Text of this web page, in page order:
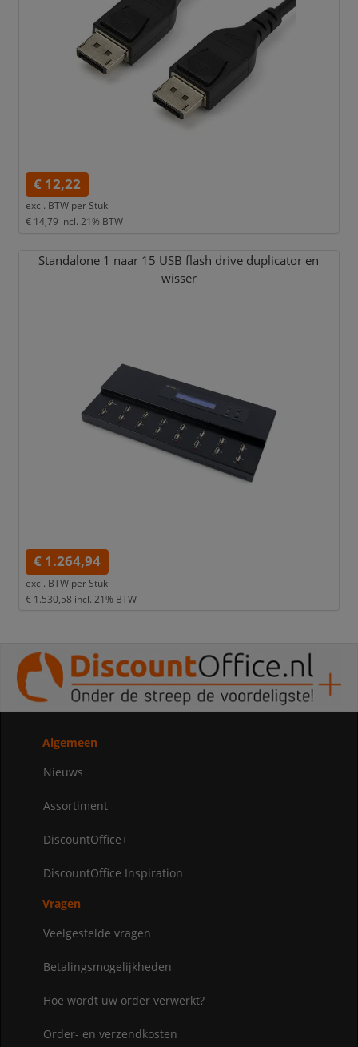
€ 12,22
excl. BTW per Stuk
€ 14,79 incl. 21% BTW
Standalone 1 naar 15 USB flash drive duplicator en
wisser
€ 1.264,94
excl. BTW per Stuk
€ 1.530,58 incl. 21% BTW
Algemeen
Nieuws
Assortiment
DiscountOffice+
DiscountOffice Inspiration
Vragen
Veelgestelde vragen
Betalingsmogelijkheden
Hoe wordt uw order verwerkt?
Order- en verzendkosten